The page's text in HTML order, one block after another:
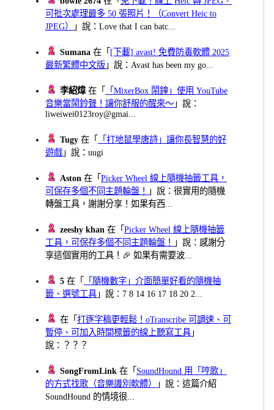
可批次處理最多 50 張照片！（Convert Heic to
JPEG）
」說：Love that I can batc...
Sumana 在「 [下載] avast! 免費防毒軟體 2025
最新繁體中文版 」說：Avast has been my go...
李紹煒在「
「MixerBox 鬧鐘」使用 YouTube
音樂當鬧鈴聲！讓你舒服的醒來～ 」說：
liweiwei0123roy@gmai...
Tugy 在「
「打地鼠學唐詩」讓你長智慧的好
遊戲 」說：uugi
Aston 在「Picker Wheel 線上隨機抽籤工具，
可保存多個不同主題輪盤！
」說：很實用的隨機
轉盤工具，謝謝分享！如果有西...
zeeshy khan 在「Picker Wheel 線上隨機抽籤
工具，可保存多個不同主題輪盤！
」說：感謝分
享這個實用的工具！🎉 如果有需要波...
5 在「
「隨機數字」介面簡單好看的隨機抽
籤、選號工具 」說：7 8 14 16 17 18 20 2...
在「打逐字稿更輕鬆！oTranscribe 可調速、可
暫停、可加入時間標籤的線上聽寫工具 」
說：？？？
SongFromLink 在「 SoundHound 用「哼歌」
的方式找歌（音樂識別軟體）
」說：這篇介紹
SoundHound 的情境很...